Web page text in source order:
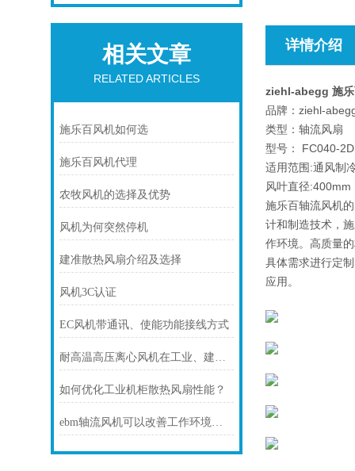
相关文章
RELATED ARTICLES
施乐百风机如何选
施乐百风机代理
农牧风机的选择及优势
风机为何突然停机
建准散热风扇介绍及选择
风机3C认证
EC风机带通讯、使能功能接线方式
耐高温高压离心风机在工业、建筑、环境工程等领域中发挥着重要的作用
如何优化工业机柜散热风扇性能？
ebm轴流风机可以改善工作环境、提供舒适的通风效果
详情介绍
ziehl-abegg 施乐
品牌：ziehl-
类型：轴流风扇
型号： FC040-
适用范围:通风制
风叶直径:400mm
施乐百轴流风机
计和制造技术，
作环境。高质量
具体需求进行定
应用。